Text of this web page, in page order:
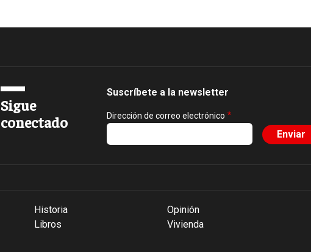
Sigue
conectado
Suscríbete a la newsletter
Dirección de correo electrónico
Historia
Libros
Opinión
Vivienda